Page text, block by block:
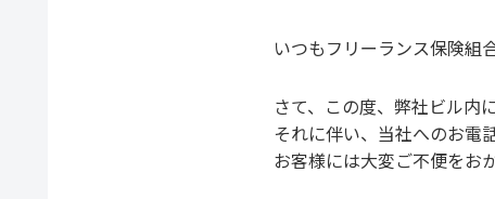
いつもフリーランス保険組
さて、この度、弊社ビル内
それに伴い、当社へのお電
お客様には大変ご不便をお